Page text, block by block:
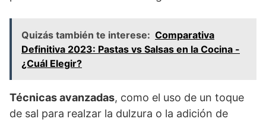
Quizás también te interese: Comparativa
Definitiva 2023: Pastas vs Salsas en la Cocina -
¿Cuál Elegir?
Técnicas avanzadas, como el uso de un toque
de sal para realzar la dulzura o la adición de